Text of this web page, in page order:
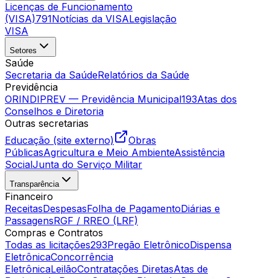
Licenças de Funcionamento
(VISA)791Notícias da VISALegislação
VISA
Setores
Saúde
Secretaria da SaúdeRelatórios da Saúde
Previdência
ORINDIPREV — Previdência Municipal193Atas dos
Conselhos e Diretoria
Outras secretarias
Educação (site externo)
Obras
PúblicasAgricultura e Meio AmbienteAssistência
SocialJunta do Serviço Militar
Transparência
Financeiro
ReceitasDespesasFolha de PagamentoDiárias e
PassagensRGF / RREO (LRF)
Compras e Contratos
Todas as licitações293Pregão EletrônicoDispensa
EletrônicaConcorrência
EletrônicaLeilãoContratações DiretasAtas de